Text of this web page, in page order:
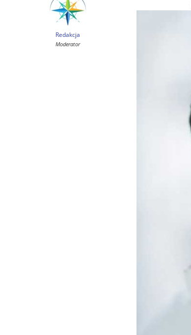
Redakcja
Moderator